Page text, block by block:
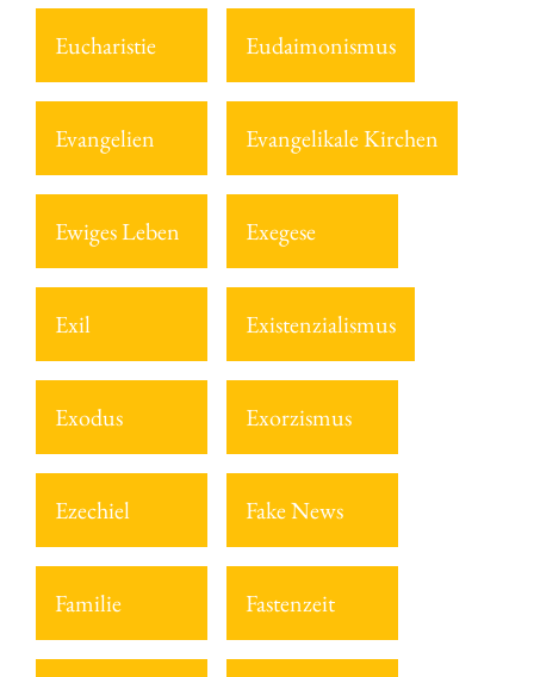
Eucharistie Eudaimonismus
Evangelien Evangelikale Kirchen
Ewiges Leben Exegese
Exil Existenzialismus
Exodus Exorzismus
Ezechiel Fake News
Familie Fastenzeit